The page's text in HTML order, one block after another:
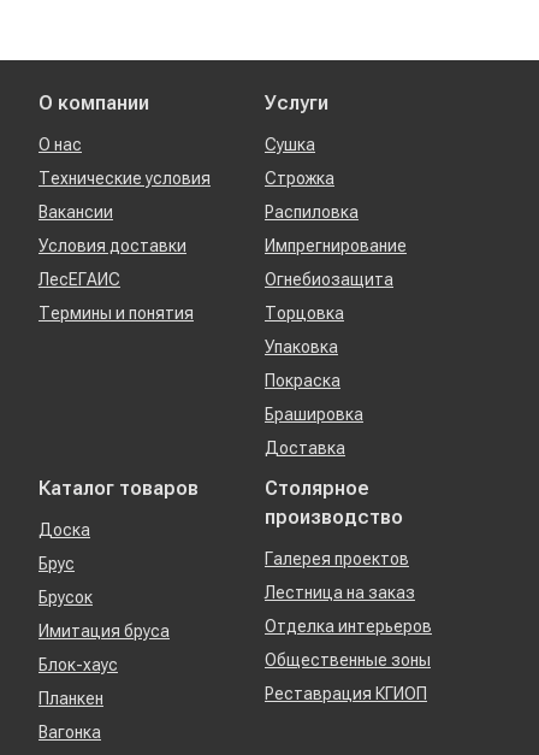
О компании
О нас
Технические условия
Вакансии
Условия доставки
ЛесЕГАИС
Термины и понятия
Услуги
Сушка
Строжка
Распиловка
Импрегнирование
Огнебиозащита
Торцовка
Упаковка
Покраска
Брашировка
Доставка
Каталог товаров
Доска
Брус
Брусок
Имитация бруса
Блок-хаус
Планкен
Вагонка
Столярное
производство
Галерея проектов
Лестница на заказ
Отделка интерьеров
Общественные зоны
Реставрация КГИОП